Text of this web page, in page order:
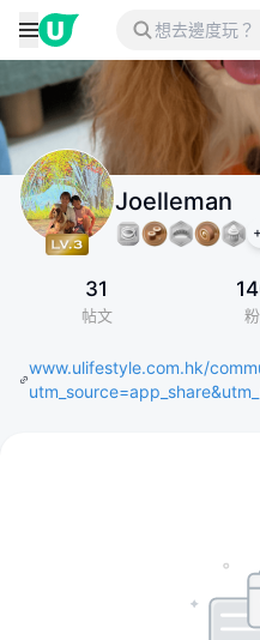
Joelleman
+
31
帖文
www.ulifestyle.com.hk/